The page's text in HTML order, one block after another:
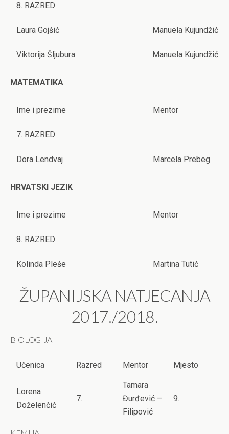
8. RAZRED
Laura Gojšić Manuela Kujundžić
Viktorija Šljubura Manuela Kujundžić
MATEMATIKA
Ime i prezime Mentor
7. RAZRED
Dora Lendvaj Marcela Prebeg
HRVATSKI JEZIK
Ime i prezime Mentor
8. RAZRED
Kolinda Pleše Martina Tutić
ŽUPANIJSKA NATJECANJA
2017./2018.
BIOLOGIJA
Učenica Razred Mentor Mjesto
Lorena
Doželenčić
7.
Tamara
Đurđević –
Filipović
9.